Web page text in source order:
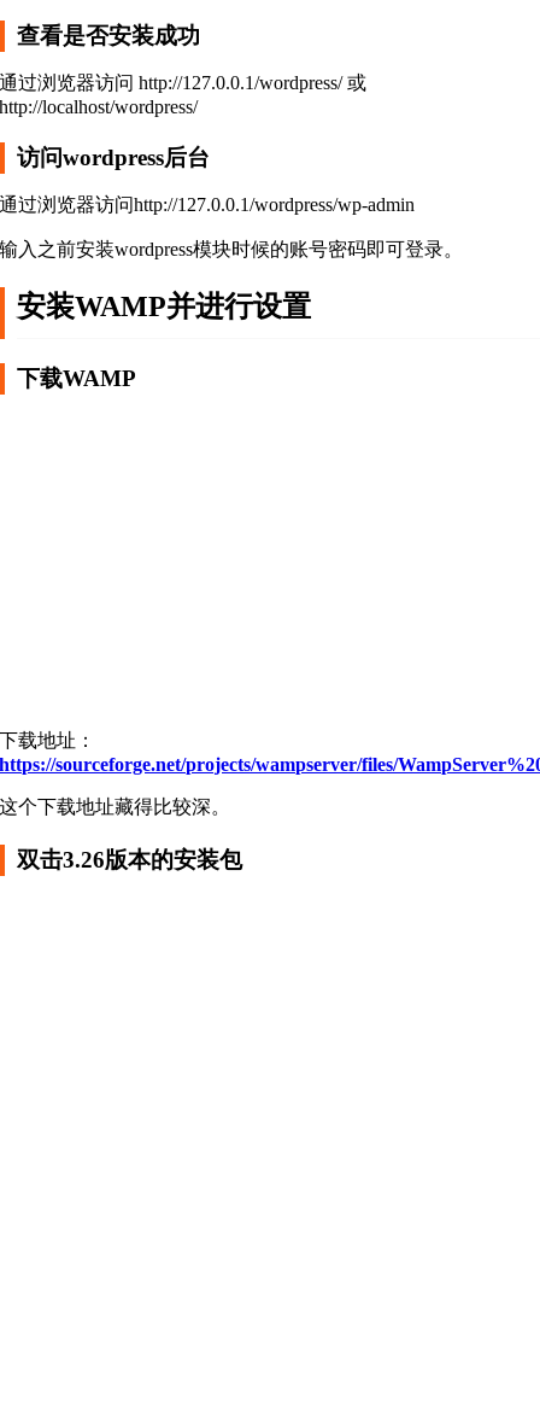
查看是否安装成功
通过浏览器访问 http://127.0.0.1/wordpress/ 或
http://localhost/wordpress/
访问wordpress后台
通过浏览器访问http://127.0.0.1/wordpress/wp-admin
输入之前安装wordpress模块时候的账号密码即可登录。
安装WAMP并进行设置
下载WAMP
下载地址：
https://sourceforge.net/projects/wampserver/files/
这个下载地址藏得比较深。
双击3.26版本的安装包